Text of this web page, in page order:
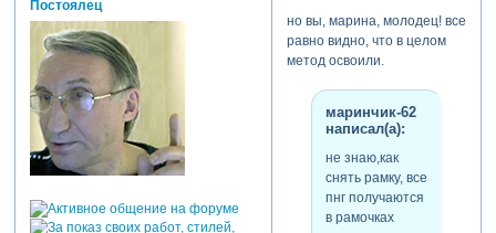
Постоялец
но вы, марина, молодец! все
равно видно, что в целом
метод освоили.
маринчик-62
написал(а):
не знаю,как
снять рамку, все
пнг получаются
в рамочках